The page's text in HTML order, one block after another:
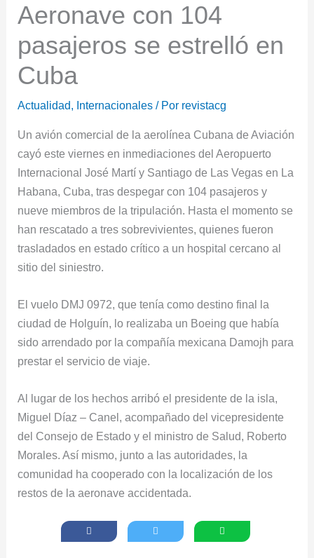
Aeronave con 104
pasajeros se estrelló en
Cuba
Actualidad, Internacionales / Por revistacg
Un avión comercial de la aerolínea Cubana de Aviación
cayó este viernes en inmediaciones del Aeropuerto
Internacional José Martí y Santiago de Las Vegas en La
Habana, Cuba, tras despegar con 104 pasajeros y
nueve miembros de la tripulación. Hasta el momento se
han rescatado a tres sobrevivientes, quienes fueron
trasladados en estado crítico a un hospital cercano al
sitio del siniestro.
El vuelo DMJ 0972, que tenía como destino final la
ciudad de Holguín, lo realizaba un Boeing que había
sido arrendado por la compañía mexicana Damojh para
prestar el servicio de viaje.
Al lugar de los hechos arribó el presidente de la isla,
Miguel Díaz – Canel, acompañado del vicepresidente
del Consejo de Estado y el ministro de Salud, Roberto
Morales. Así mismo, junto a las autoridades, la
comunidad ha cooperado con la localización de los
restos de la aeronave accidentada.